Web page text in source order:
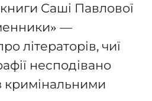
Саші Павлової
—
літераторів, чиї
несподівано
кримінальними